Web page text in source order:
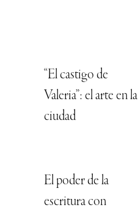
“El castigo de
Valeria”: el arte en la
ciudad
El poder de la
escritura con